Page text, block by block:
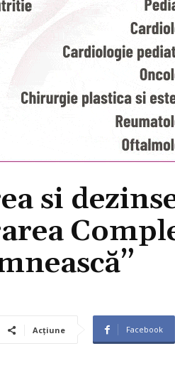
si
Acțiune Facebook